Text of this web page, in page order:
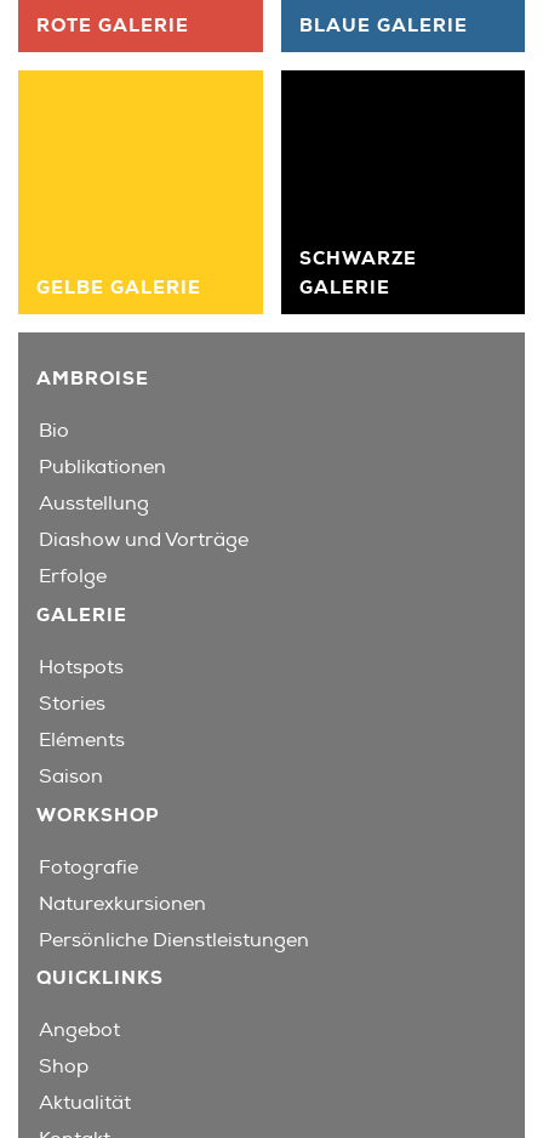
ROTE GALERIE BLAUE GALERIE
GELBE GALERIE
SCHWARZE
GALERIE
AMBROISE
Bio
Publikationen
Ausstellung
Diashow und Vorträge
Erfolge
GALERIE
Hotspots
Stories
Eléments
Saison
WORKSHOP
Fotografie
Naturexkursionen
Persönliche Dienstleistungen
QUICKLINKS
Angebot
Shop
Aktualität